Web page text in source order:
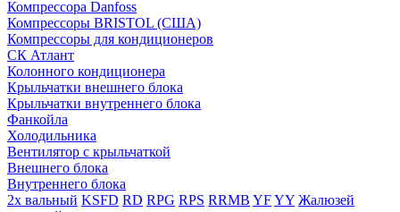
Компрессора Danfoss
Компрессоры BRISTOL (США)
Компрессоры для кондиционеров
СК Атлант
Колонного кондиционера
Крыльчатки внешнего блока
Крыльчатки внутреннего блока
Фанкойла
Холодильника
Вентилятор с крыльчаткой
Внешнего блока
Внутреннего блока
2х вальный KSFD RD RPG RPS RRMB YFYY Жалюзей